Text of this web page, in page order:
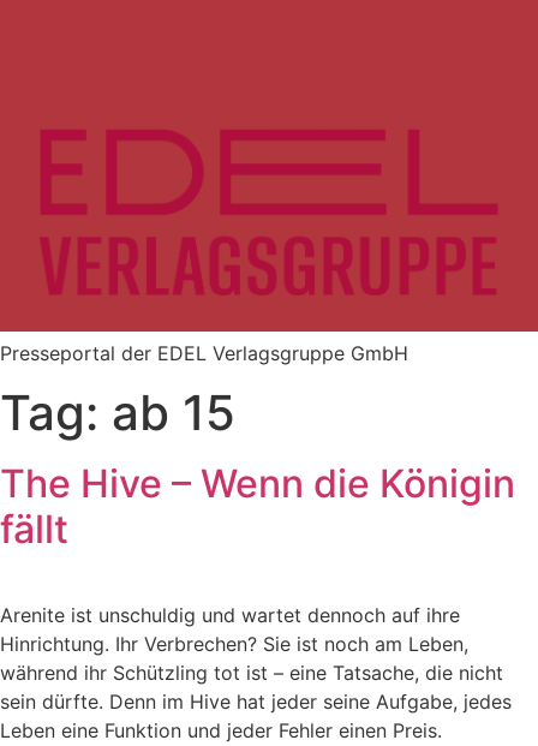
Presseportal der EDEL Verlagsgruppe GmbH
Tag: ab 15
The Hive – Wenn die Königin
fällt
Arenite ist unschuldig und wartet dennoch auf ihre
Hinrichtung. Ihr Verbrechen? Sie ist noch am Leben,
während ihr Schützling tot ist – eine Tatsache, die nicht
sein dürfte. Denn im Hive hat jeder seine Aufgabe, jedes
Leben eine Funktion und jeder Fehler einen Preis.